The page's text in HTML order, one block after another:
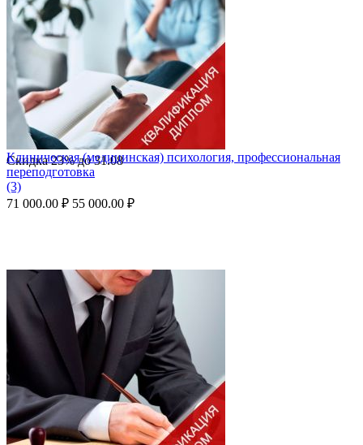
Скидка23%до31.08
Клиническая (медицинская) психология, профессиональная
переподготовка
(3)
71 000.00 ₽ 55 000.00 ₽